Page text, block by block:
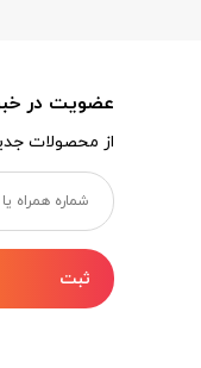
عضویت در
از محصولات
ثبت